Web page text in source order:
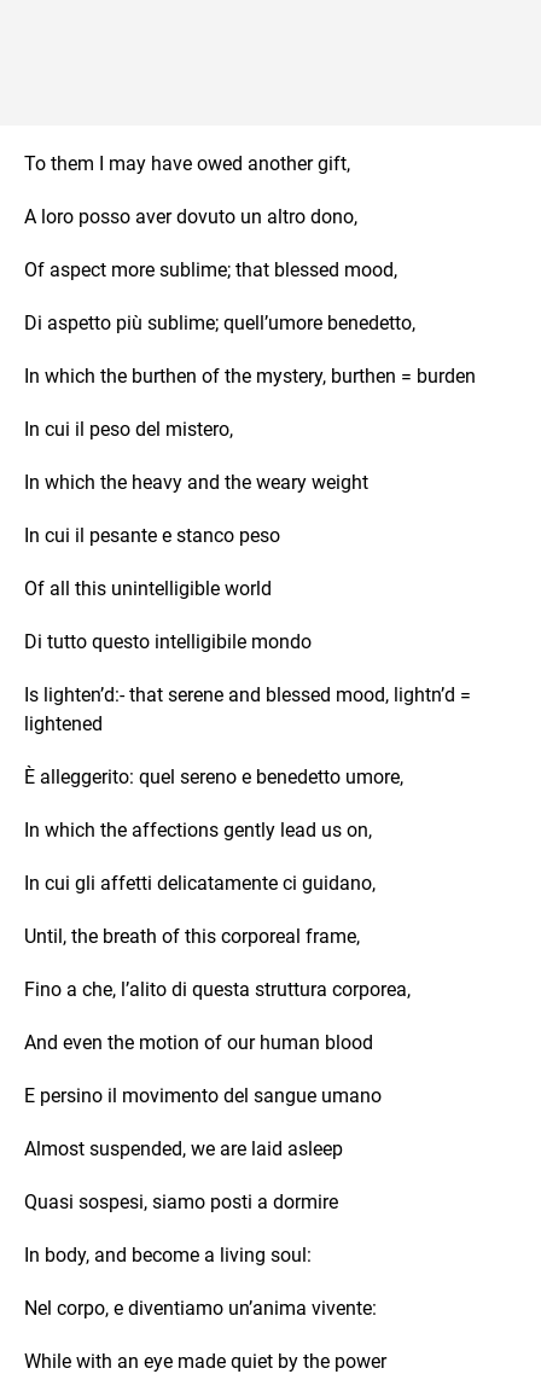
To them I may have owed another gift,
A loro posso aver dovuto un altro dono,
Of aspect more sublime; that blessed mood,
Di aspetto più sublime; quell’umore benedetto,
In which the burthen of the mystery, burthen = burden
In cui il peso del mistero,
In which the heavy and the weary weight
In cui il pesante e stanco peso
Of all this unintelligible world
Di tutto questo intelligibile mondo
Is lighten’d:- that serene and blessed mood, lightn’d =
lightened
È alleggerito: quel sereno e benedetto umore,
In which the affections gently lead us on,
In cui gli affetti delicatamente ci guidano,
Until, the breath of this corporeal frame,
Fino a che, l’alito di questa struttura corporea,
And even the motion of our human blood
E persino il movimento del sangue umano
Almost suspended, we are laid asleep
Quasi sospesi, siamo posti a dormire
In body, and become a living soul:
Nel corpo, e diventiamo un’anima vivente:
While with an eye made quiet by the power